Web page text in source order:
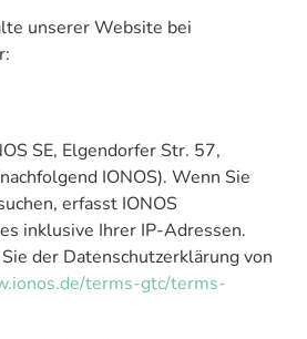
unserer Website bei
SE, Elgendorfer Str. 57,
IONOS). Wenn Sie
erfasst IONOS
inklusive Ihrer IP-Adressen.
der Datenschutzerklärung von
terms-gtc/terms-